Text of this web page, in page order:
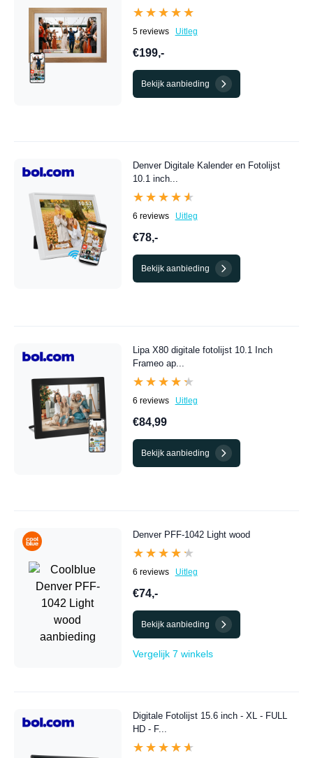
★★★★★
★★★★★
5 reviews Uitleg
€199,-
Bekijk aanbieding
Denver Digitale Kalender en Fotolijst
10.1 inch...
★★★★★
★★★★★
6 reviews Uitleg
€78,-
Bekijk aanbieding
Lipa X80 digitale fotolijst 10.1 Inch
Frameo ap...
★★★★★
★★★★★
6 reviews Uitleg
€84,99
Bekijk aanbieding
Denver PFF-1042 Light wood
★★★★★
★★★★★
6 reviews Uitleg
€74,-
Bekijk aanbieding
Vergelijk 7 winkels
Digitale Fotolijst 15.6 inch - XL - FULL
HD - F...
★★★★★
★★★★★